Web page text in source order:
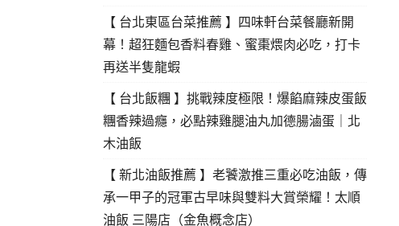
【 台北東區台菜推薦 】四味軒台菜餐廳新開
幕！超狂麵包香料春雞、蜜棗煨肉必吃，打卡
再送半隻龍蝦
【 台北飯糰 】挑戰辣度極限！爆餡麻辣皮蛋飯
糰香辣過癮，必點辣雞腿油丸加德腸滷蛋｜北
木油飯
【 新北油飯推薦 】老饕激推三重必吃油飯，傳
承一甲子的冠軍古早味與雙料大賞榮耀！太順
油飯 三陽店（金魚概念店）